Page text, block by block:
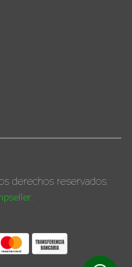
derechos reservados.